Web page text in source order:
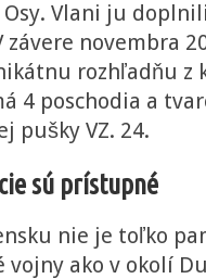
Vlani ju
novembra
rozhľadňu z
4 poschodia a
pušky VZ. 24.
sú prístupné
nie je toľko
vojny ako v okolí